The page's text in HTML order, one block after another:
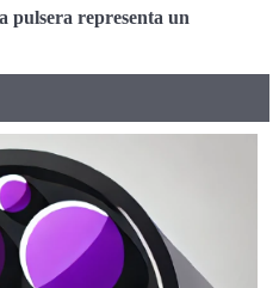
pulsera representa un